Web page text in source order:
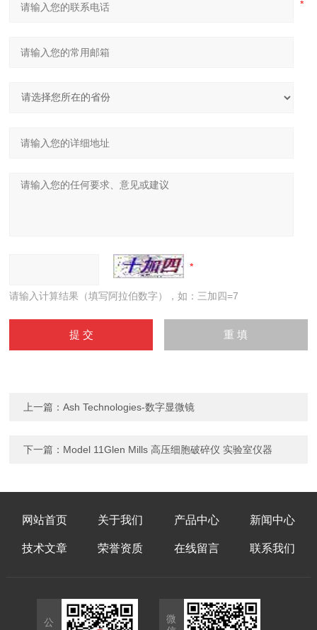
请输入计算结果（填写阿拉伯数字），如：三加四=7
上一篇：Ash Technologies-数字显微镜
下一篇： Model 11Glen Mills 高压细胞破碎仪 实验室仪器
网站首页 关于我们 产品中心 新闻中心
技术文章 荣誉资质 在线留言 联系我们
公
微